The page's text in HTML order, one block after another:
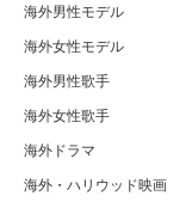
海外男性モデル
海外女性モデル
海外男性歌手
海外女性歌手
海外ドラマ
海外・ハリウッド映画